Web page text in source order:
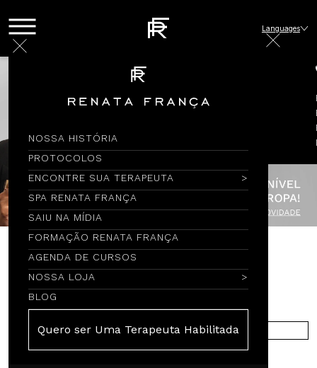
NOSSA HISTÓRIA
PROTOCOLOS
ENCONTRE SUA TERAPEUTA
SPA RENATA FRANÇA
SAIU NA MÍDIA
FORMAÇÃO RENATA FRANÇA
AGENDA DE CURSOS
NOSSA LOJA
BLOG
Quero ser Uma Terapeuta Habilitada
Languages
Encontre por Nome
COMPRE NA EUROPA